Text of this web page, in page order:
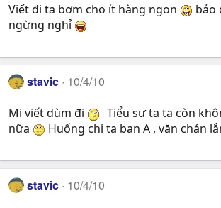
Viết đi ta bơm cho ít hàng ngon
bảo
ngừng nghỉ
stavic 10/4/10
Mi viết dùm đi
Tiểu sư ta ta còn
nữa
Huống chi ta ban A , văn chán
stavic 10/4/10